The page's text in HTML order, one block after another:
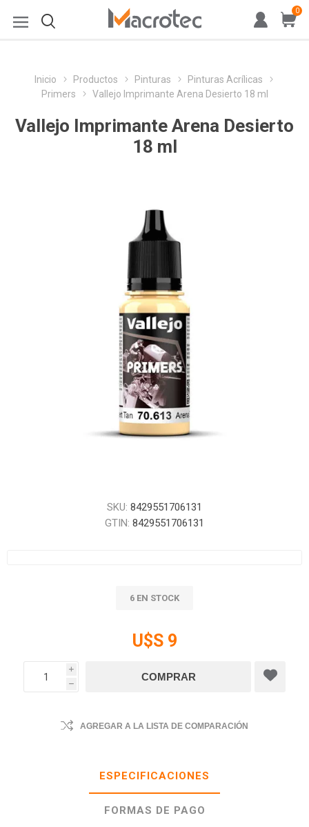
0
Inicio Productos Pinturas
Pinturas Acrílicas
Primers
Vallejo Imprimante Arena Desierto 18 ml
Vallejo Imprimante Arena Desierto
18 ml
SKU: 8429551706131
GTIN: 8429551706131
6 EN STOCK
U$S 9
i
h
AGREGAR A LA LISTA DE COMPARACIÓN
ESPECIFICACIONES
FORMAS DE PAGO